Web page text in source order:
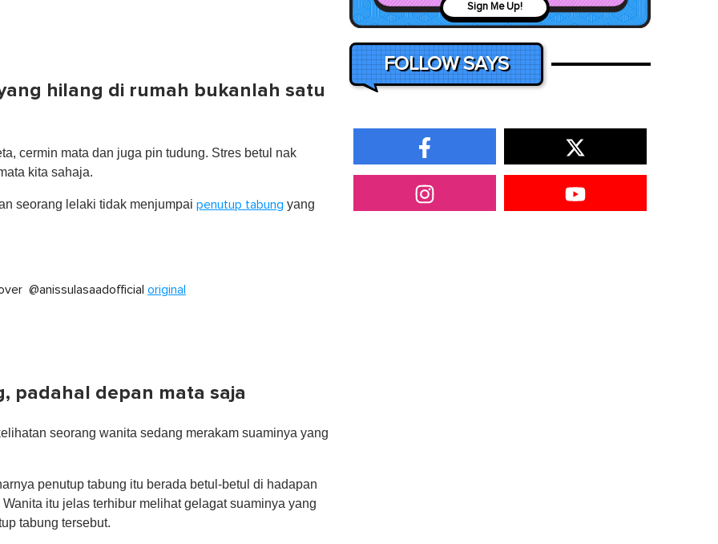
hilang di rumah bukanlah satu
cermin mata dan juga pin tudung. Stres betul nak
kita sahaja.
seorang lelaki tidak menjumpai penutup tabung yang
@anissulasaadofficial original
padahal depan mata saja
seorang wanita sedang merakam suaminya yang
penutup tabung itu berada betul-betul di hadapan
itu jelas terhibur melihat gelagat suaminya yang
tabung tersebut.
Sign Me Up!
FOLLOW SAYS